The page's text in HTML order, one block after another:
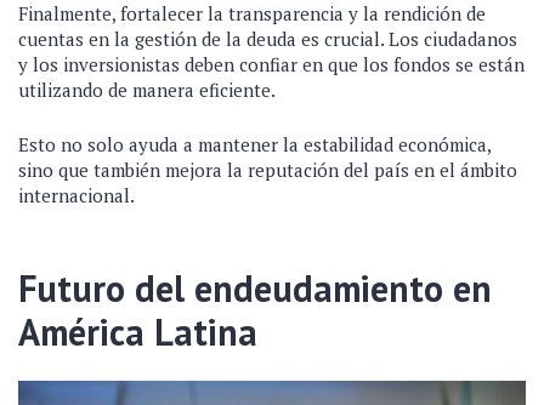
Finalmente, fortalecer la transparencia y la rendición de
cuentas en la gestión de la deuda es crucial. Los ciudadanos
y los inversionistas deben confiar en que los fondos se están
utilizando de manera eficiente.
Esto no solo ayuda a mantener la estabilidad económica,
sino que también mejora la reputación del país en el ámbito
internacional.
Futuro del endeudamiento en
América Latina